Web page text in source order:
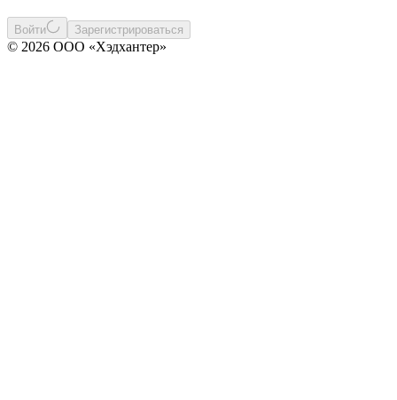
Войти Зарегистрироваться
© 2026 ООО «Хэдхантер»